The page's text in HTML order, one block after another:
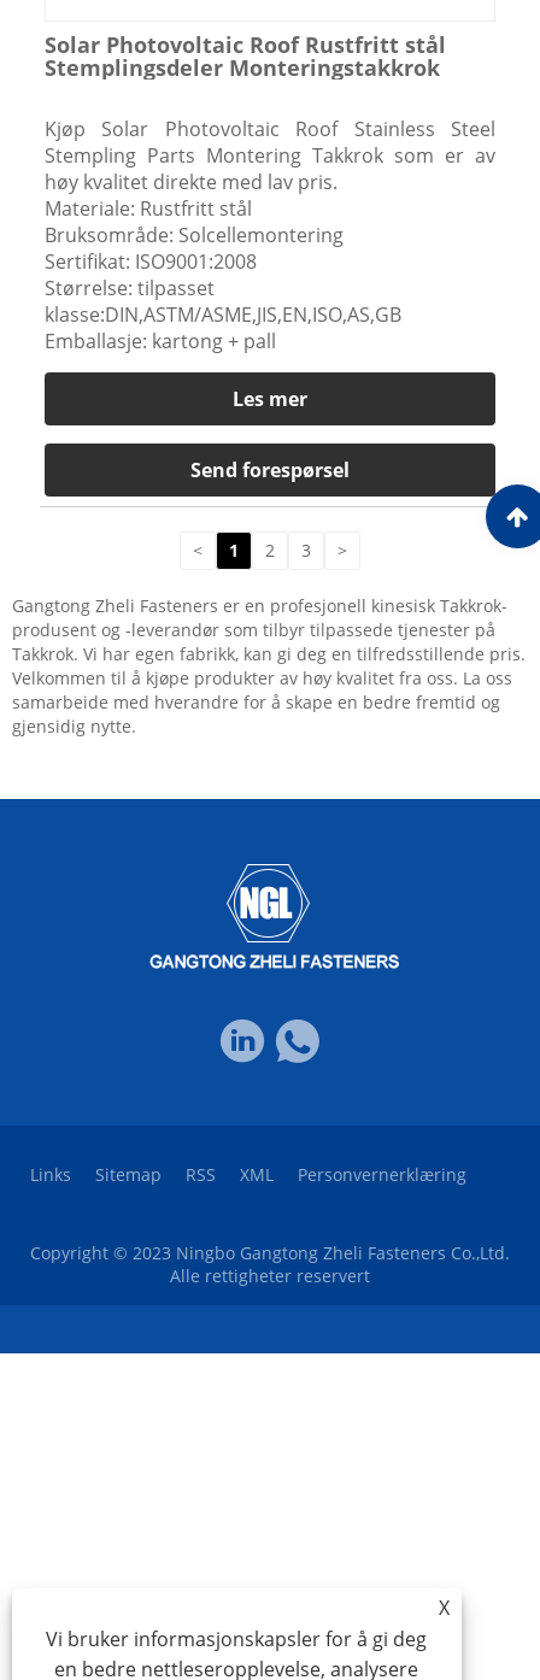
Solar Photovoltaic Roof Rustfritt stål
Stemplingsdeler Monteringstakkrok
Kjøp Solar Photovoltaic Roof Stainless Steel
Stempling Parts Montering Takkrok som er av
høy kvalitet direkte med lav pris.
Materiale: Rustfritt stål
Bruksområde: Solcellemontering
Sertifikat: ISO9001:2008
Størrelse: tilpasset
klasse:DIN,ASTM/ASME,JIS,EN,ISO,AS,GB
Emballasje: kartong + pall
Les mer
Send forespørsel
< 1 2 3 >
Gangtong Zheli Fasteners er en profesjonell kinesisk Takkrok-
produsent og -leverandør som tilbyr tilpassede tjenester på
Takkrok. Vi har egen fabrikk, kan gi deg en tilfredsstillende pris.
Velkommen til å kjøpe produkter av høy kvalitet fra oss. La oss
samarbeide med hverandre for å skape en bedre fremtid og
gjensidig nytte.
X
Vi bruker informasjonskapsler for å gi deg
en bedre nettleseropplevelse, analysere
Links Sitemap RSS XML Personvernerklæring
Copyright © 2023 Ningbo Gangtong Zheli Fasteners Co.,Ltd.
Alle rettigheter reservert